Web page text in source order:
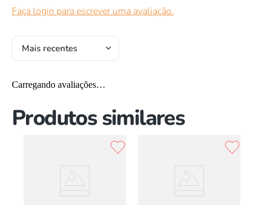
Faça login para escrever uma avaliação.
Mais recentes
Carregando avaliações…
Produtos similares